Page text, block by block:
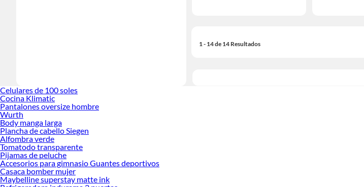
1 - 14 de 14 Resultados
Celulares de 100 soles
Cocina Klimatic
Pantalones oversize hombre
Wurth
Body manga larga
Plancha de cabello Siegen
Alfombra verde
Tomatodo transparente
Pijamas de peluche
Accesorios para gimnasio Guantes deportivos
Casaca bomber mujer
Maybelline superstay matte ink